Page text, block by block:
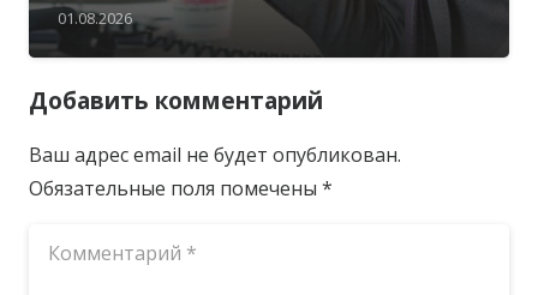
01.08.2026
Добавить комментарий
Ваш адрес email не будет опубликован.
Обязательные поля помечены *